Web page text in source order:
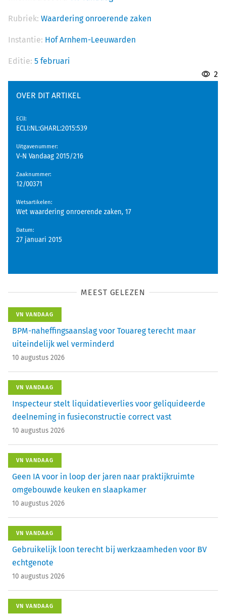
Rubriek: Waardering onroerende zaken
Instantie: Hof Arnhem-Leeuwarden
Editie: 5 februari
2
OVER DIT ARTIKEL
EClI:
ECLI:NL:GHARL:2015:539
Uitgavenummer:
V-N Vandaag 2015/216
Zaaknummer:
12/00371
Wetsartikelen:
Wet waardering onroerende zaken, 17
Datum:
27 januari 2015
MEEST GELEZEN
VN VANDAAG
BPM-naheffingsaanslag voor Touareg terecht maar
uiteindelijk wel verminderd
10 augustus 2026
VN VANDAAG
Inspecteur stelt liquidatieverlies voor geliquideerde
deelneming in fusieconstructie correct vast
10 augustus 2026
VN VANDAAG
Geen IA voor in loop der jaren naar praktijkruimte
omgebouwde keuken en slaapkamer
10 augustus 2026
VN VANDAAG
Gebruikelijk loon terecht bij werkzaamheden voor BV
echtgenote
10 augustus 2026
VN VANDAAG